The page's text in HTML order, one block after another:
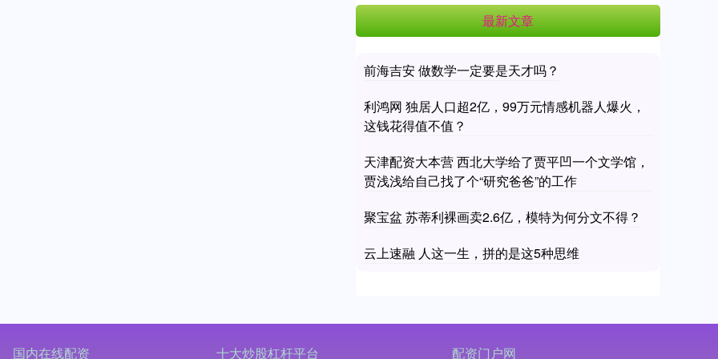
最新文章
前海吉安 做数学一定要是天才吗？
利鸿网 独居人口超2亿，99万元情感机器人爆火，
这钱花得值不值？
天津配资大本营 西北大学给了贾平凹一个文学馆，
贾浅浅给自己找了个“研究爸爸”的工作
聚宝盆 苏蒂利裸画卖2.6亿，模特为何分文不得？
云上速融 人这一生，拼的是这5种思维
国内在线配资 十大炒股杠杆平台 配资门户网